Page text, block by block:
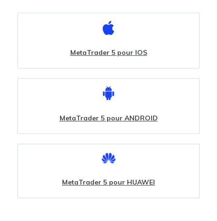
MetaTrader 5 pour IOS
MetaTrader 5 pour ANDROID
MetaTrader 5 pour HUAWEI